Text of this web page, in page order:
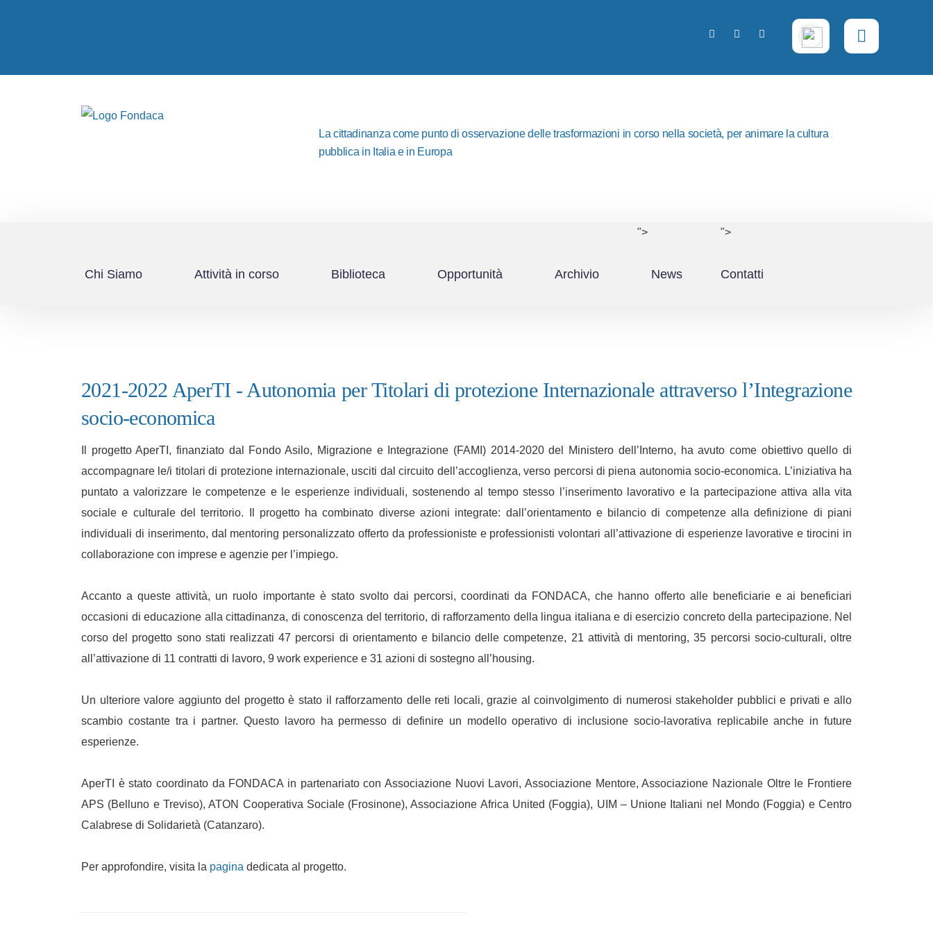
La cittadinanza come punto di osservazione delle trasformazioni in corso nella società, per animare la cultura
pubblica in Italia e in Europa
Chi Siamo Attività in corso Biblioteca Opportunità Archivio
">
News
">
Contatti
2021-2022 AperTI - Autonomia per Titolari di protezione Internazionale attraverso l’Integrazione
socio-economica
Il progetto AperTI, finanziato dal Fondo Asilo, Migrazione e Integrazione (FAMI) 2014-2020 del Ministero dell’Interno, ha avuto come obiettivo quello di
accompagnare le/i titolari di protezione internazionale, usciti dal circuito dell’accoglienza, verso percorsi di piena autonomia socio-economica. L’iniziativa ha
puntato a valorizzare le competenze e le esperienze individuali, sostenendo al tempo stesso l’inserimento lavorativo e la partecipazione attiva alla vita
sociale e culturale del territorio. Il progetto ha combinato diverse azioni integrate: dall’orientamento e bilancio di competenze alla definizione di piani
individuali di inserimento, dal mentoring personalizzato offerto da professioniste e professionisti volontari all’attivazione di esperienze lavorative e tirocini in
collaborazione con imprese e agenzie per l’impiego.
Accanto a queste attività, un ruolo importante è stato svolto dai percorsi, coordinati da FONDACA, che hanno offerto alle beneficiarie e ai beneficiari
occasioni di educazione alla cittadinanza, di conoscenza del territorio, di rafforzamento della lingua italiana e di esercizio concreto della partecipazione. Nel
corso del progetto sono stati realizzati 47 percorsi di orientamento e bilancio delle competenze, 21 attività di mentoring, 35 percorsi socio-culturali, oltre
all’attivazione di 11 contratti di lavoro, 9 work experience e 31 azioni di sostegno all’housing.
Un ulteriore valore aggiunto del progetto è stato il rafforzamento delle reti locali, grazie al coinvolgimento di numerosi stakeholder pubblici e privati e allo
scambio costante tra i partner. Questo lavoro ha permesso di definire un modello operativo di inclusione socio-lavorativa replicabile anche in future
esperienze.
AperTI è stato coordinato da FONDACA in partenariato con Associazione Nuovi Lavori, Associazione Mentore, Associazione Nazionale Oltre le Frontiere
APS (Belluno e Treviso), ATON Cooperativa Sociale (Frosinone), Associazione Africa United (Foggia), UIM – Unione Italiani nel Mondo (Foggia) e Centro
Calabrese di Solidarietà (Catanzaro).
Per approfondire, visita la pagina dedicata al progetto.